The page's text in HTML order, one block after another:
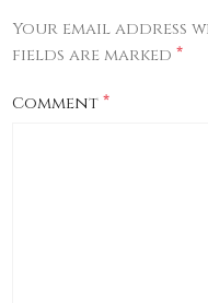
Your email address
fields are marked*
Comment*